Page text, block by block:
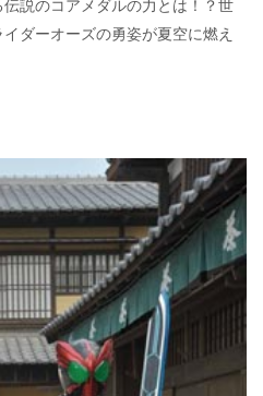
説のコアメダルの力とは！？世
ダーオーズの勇姿が夏空に燃え